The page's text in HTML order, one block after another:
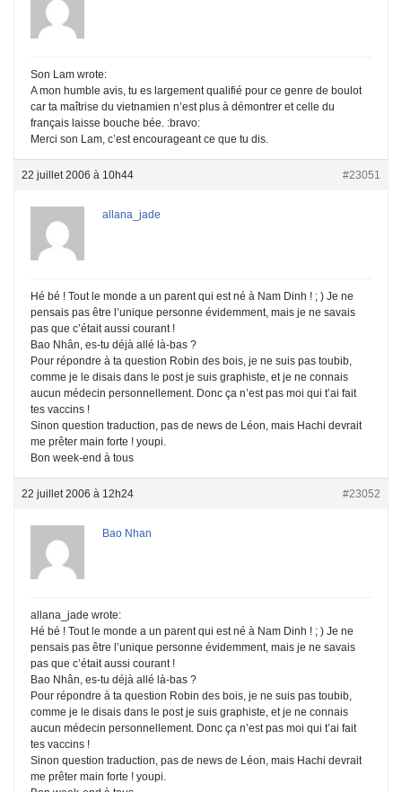
Son Lam wrote:
A mon humble avis, tu es largement qualifié pour ce genre de boulot
car ta maîtrise du vietnamien n’est plus à démontrer et celle du
français laisse bouche bée. :bravo:
Merci son Lam, c’est encourageant ce que tu dis.
22 juillet 2006 à 10h44 #23051
allana_jade
Hé bé ! Tout le monde a un parent qui est né à Nam Dinh ! ; ) Je ne
pensais pas être l’unique personne évidemment, mais je ne savais
pas que c’était aussi courant !
Bao Nhân, es-tu déjà allé là-bas ?
Pour répondre à ta question Robin des bois, je ne suis pas toubib,
comme je le disais dans le post je suis graphiste, et je ne connais
aucun médecin personnellement. Donc ça n’est pas moi qui t’ai fait
tes vaccins !
Sinon question traduction, pas de news de Léon, mais Hachi devrait
me prêter main forte ! youpi.
Bon week-end à tous
22 juillet 2006 à 12h24 #23052
Bao Nhan
allana_jade wrote:
Hé bé ! Tout le monde a un parent qui est né à Nam Dinh ! ; ) Je ne
pensais pas être l’unique personne évidemment, mais je ne savais
pas que c’était aussi courant !
Bao Nhân, es-tu déjà allé là-bas ?
Pour répondre à ta question Robin des bois, je ne suis pas toubib,
comme je le disais dans le post je suis graphiste, et je ne connais
aucun médecin personnellement. Donc ça n’est pas moi qui t’ai fait
tes vaccins !
Sinon question traduction, pas de news de Léon, mais Hachi devrait
me prêter main forte ! youpi.